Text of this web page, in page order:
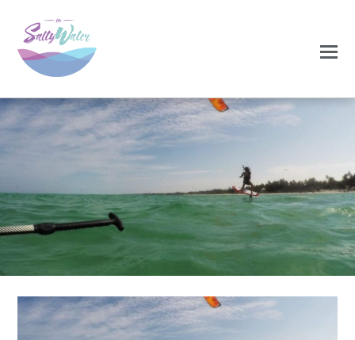
NOVEMBRO 19, 2020 0 0
4-2-1170×550